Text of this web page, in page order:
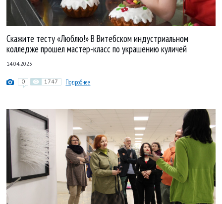
Скажите тесту «Люблю!» В Витебском индустриальном
колледже прошел мастер-класс по украшению куличей
14.04.2023
0 1747 Подробнее